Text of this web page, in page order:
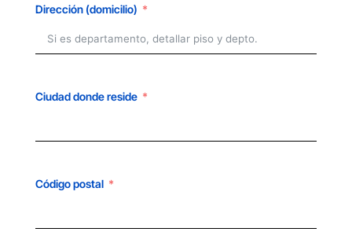
Dirección (domicilio)
Ciudad donde reside
Código postal